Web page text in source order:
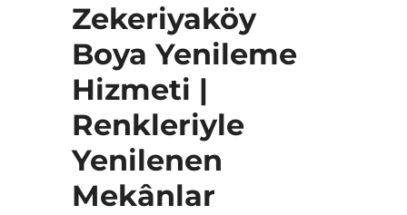
Zekeriyaköy
Boya Yenileme
Hizmeti |
Renkleriyle
Yenilenen
Mekânlar